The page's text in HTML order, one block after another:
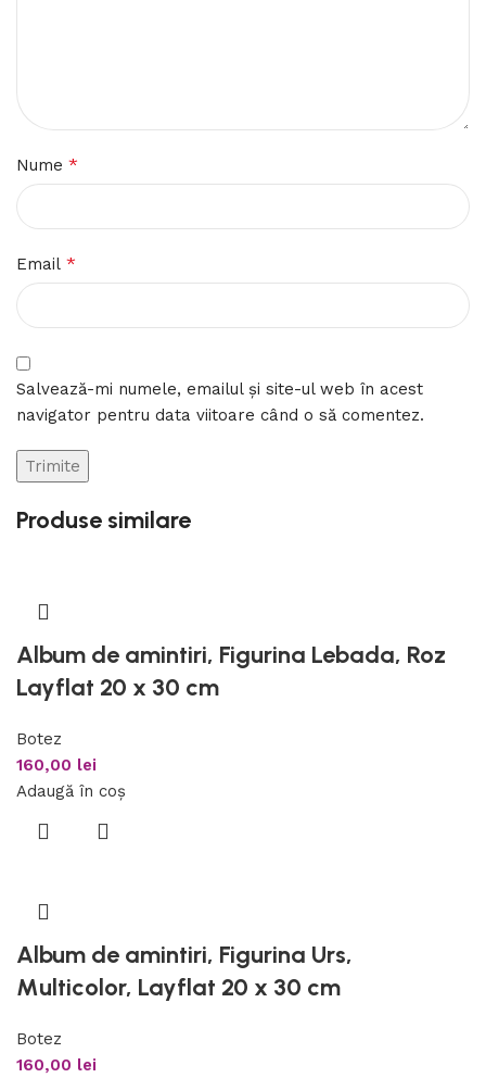
Nume *
Email *
Salvează-mi numele, emailul și site-ul web în acest
navigator pentru data viitoare când o să comentez.
Produse similare
Album de amintiri, Figurina Lebada, Roz
Layflat 20 x 30 cm
Botez
160,00 lei
Adaugă în coș
Album de amintiri, Figurina Urs,
Multicolor, Layflat 20 x 30 cm
Botez
160,00 lei